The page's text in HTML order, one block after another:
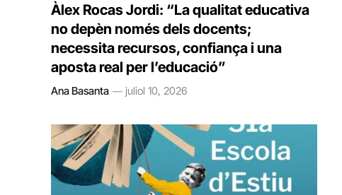
Àlex Rocas Jordi: “La qualitat educativa
no depèn només dels docents;
necessita recursos, confiança i una
aposta real per l’educació”
Ana Basanta juliol 10, 2026